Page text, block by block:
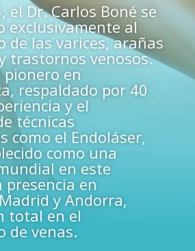
el Dr. Carlos Boné se
exclusivamente al
de las varices, arañas
trastornos venosos.
en
respaldado por 40
y el
técnicas
como el Endoláser,
como una
en este
presencia en
y Andorra,
total en el
de venas.